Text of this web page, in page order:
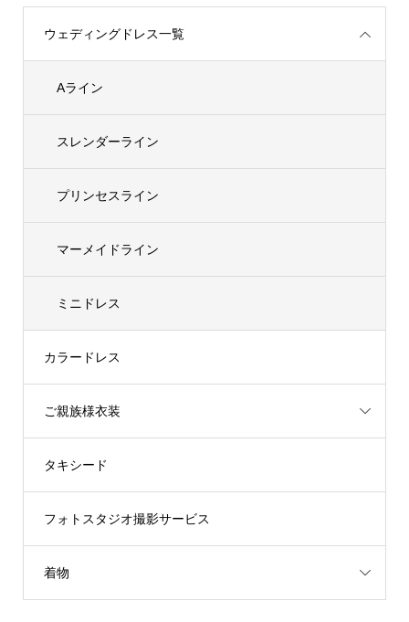
ウェディングドレス一覧
Aライン
スレンダーライン
プリンセスライン
マーメイドライン
ミニドレス
カラードレス
ご親族様衣装
タキシード
フォトスタジオ撮影サービス
着物